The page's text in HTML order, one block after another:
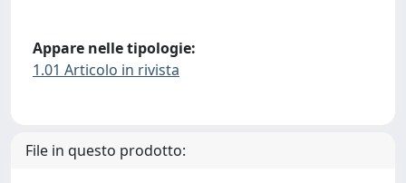
Appare nelle tipologie:
1.01 Articolo in rivista
File in questo prodotto: